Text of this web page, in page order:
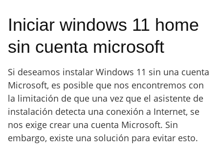
Iniciar windows 11 home
sin cuenta microsoft
Si deseamos instalar Windows 11 sin una cuenta
Microsoft, es posible que nos encontremos con
la limitación de que una vez que el asistente de
instalación detecta una conexión a Internet, se
nos exige crear una cuenta Microsoft. Sin
embargo, existe una solución para evitar esto.